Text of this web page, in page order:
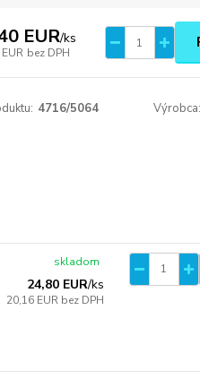
EUR/ks
bez DPH
4716/5064 Výrobca:
24,80 EUR/ks
20,16 EUR bez DPH
skladom